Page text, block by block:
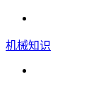
机械知识